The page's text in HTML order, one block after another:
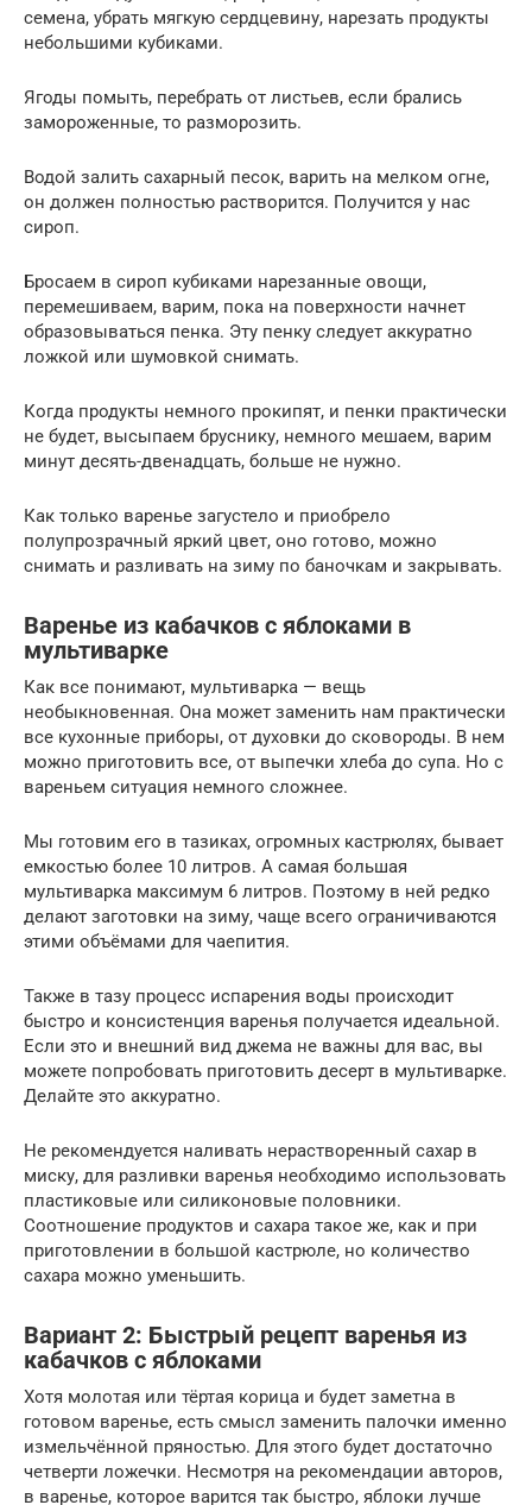
семена, убрать мягкую сердцевину, нарезать продукты
небольшими кубиками.
Ягоды помыть, перебрать от листьев, если брались
замороженные, то разморозить.
Водой залить сахарный песок, варить на мелком огне,
он должен полностью растворится. Получится у нас
сироп.
Бросаем в сироп кубиками нарезанные овощи,
перемешиваем, варим, пока на поверхности начнет
образовываться пенка. Эту пенку следует аккуратно
ложкой или шумовкой снимать.
Когда продукты немного прокипят, и пенки практически
не будет, высыпаем бруснику, немного мешаем, варим
минут десять-двенадцать, больше не нужно.
Как только варенье загустело и приобрело
полупрозрачный яркий цвет, оно готово, можно
снимать и разливать на зиму по баночкам и закрывать.
Варенье из кабачков с яблоками в
мультиварке
Как все понимают, мультиварка — вещь
необыкновенная. Она может заменить нам практически
все кухонные приборы, от духовки до сковороды. В нем
можно приготовить все, от выпечки хлеба до супа. Но с
вареньем ситуация немного сложнее.
Мы готовим его в тазиках, огромных кастрюлях, бывает
емкостью более 10 литров. А самая большая
мультиварка максимум 6 литров. Поэтому в ней редко
делают заготовки на зиму, чаще всего ограничиваются
этими объёмами для чаепития.
Также в тазу процесс испарения воды происходит
быстро и консистенция варенья получается идеальной.
Если это и внешний вид джема не важны для вас, вы
можете попробовать приготовить десерт в мультиварке.
Делайте это аккуратно.
Не рекомендуется наливать нерастворенный сахар в
миску, для разливки варенья необходимо использовать
пластиковые или силиконовые половники.
Соотношение продуктов и сахара такое же, как и при
приготовлении в большой кастрюле, но количество
сахара можно уменьшить.
Вариант 2: Быстрый рецепт варенья из
кабачков с яблоками
Хотя молотая или тёртая корица и будет заметна в
готовом варенье, есть смысл заменить палочки именно
измельчённой пряностью. Для этого будет достаточно
четверти ложечки. Несмотря на рекомендации авторов,
в варенье, которое варится так быстро, яблоки лучше